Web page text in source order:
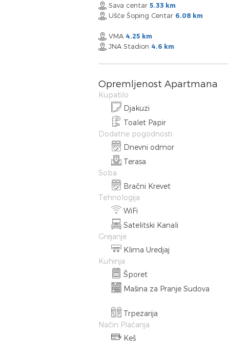
Sava centar 5.33 km
Ušće Šoping Centar 6.08 km
VMA 4.25 km
JNA Stadion 4.6 km
Opremljenost Apartmana
Kupatilo
Djakuzi
Toalet Papir
Dodatne pogodnosti
Dnevni odmor
Terasa
Soba
Bračni Krevet
Tehnologija
WiFi
Satelitski Kanali
Grejanje
Klima Uredjaj
Kuhinja
Šporet
Mašina za Pranje Sudova
Trpezarija
Način Plaćanja
Keš